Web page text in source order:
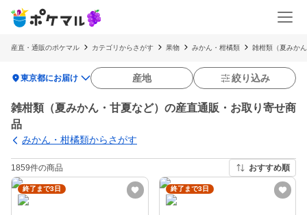
産直・通販のポケマル カテゴリからさがす 果物 みかん・柑橘類 雑柑類（夏みか
location_on東京都にお届け 産地 絞り込み
雑柑類（夏みかん・甘夏など）の産直通販・お取り寄せ商
品
みかん・柑橘類からさがす
1859件の商品 おすすめ順
終了まで3日 終了まで3日